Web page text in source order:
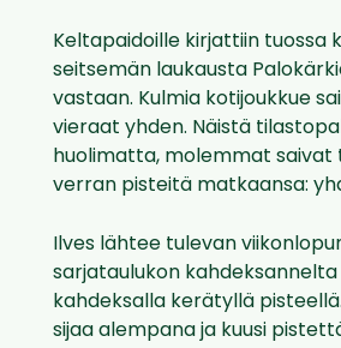
Keltapaidoille kirjattiin tuossa
seitsemän laukausta
vastaan. Kulmia kotijoukkue
vieraat yhden. Näistä
huolimatta, molemmat saivat
verran pisteitä matkaansa:
Ilves lähtee tulevan
sarjataulukon kahdeksannelta
kahdeksalla kerätyllä
sijaa alempana ja kuusi